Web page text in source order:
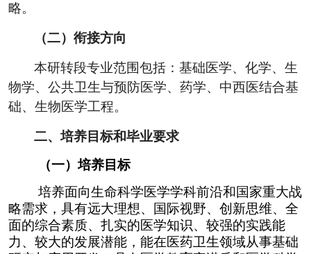
略。
（二）衔接方向
本研转段专业范围包括：基础医学、化学、生
物学、公共卫生与预防医学、药学、中西医结合基
础、生物医学工程。
二、培养目标和毕业要求
（一）培养目标
培养面向生命科学医学学科前沿和国家重大战
略需求，具有远大理想、国际视野、创新思维、全
面的综合素质、扎实的医学知识、较强的实践能
力、较大的发展潜能，能在医药卫生领域从事基础